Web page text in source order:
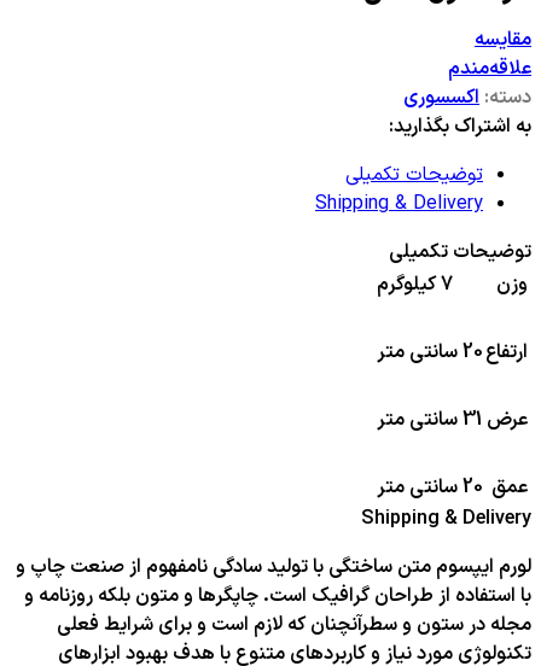
مقایسه
علاقه‌مندم
دسته: اکسسوری
به اشتراک بگذارید:
توضیحات تکمیلی
Shipping & Delivery
توضیحات تکمیلی
وزن
7 کیلوگرم
ارتفاع20 سانتی متر
عرض 31 سانتی متر
عمق 20 سانتی متر
Shipping & Delivery
لورم ایپسوم متن ساختگی با تولید سادگی نامفهوم از صنعت چاپ و
با استفاده از طراحان گرافیک است. چاپگرها و متون بلکه روزنامه و
مجله در ستون و سطرآنچنان که لازم است و برای شرایط فعلی
تکنولوژی مورد نیاز و کاربردهای متنوع با هدف بهبود ابزارهای